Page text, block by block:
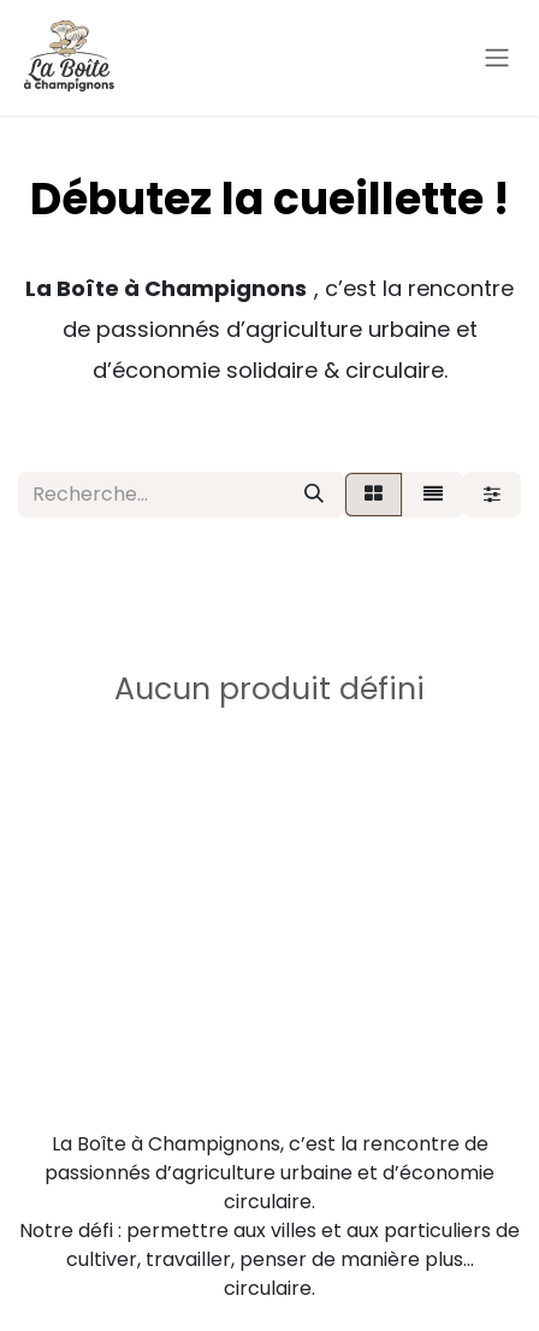
Débutez la cueillette !
La Boîte à Champignons , c’est la rencontre
de passionnés d’agriculture urbaine et
d’économie solidaire & circulaire.
Aucun produit défini
La Boîte à Champignons, c’est la rencontre de
passionnés d’agriculture urbaine et d’économie
circulaire.
Notre défi : permettre aux villes et aux particuliers de
cultiver, travailler, penser de manière plus…
circulaire.